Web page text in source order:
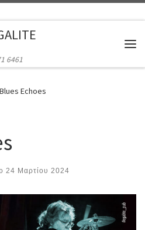
6461
Blues Echoes
24 Μαρτίου 2024